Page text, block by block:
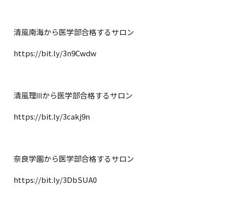
清風南海から医学部合格するサロン
https://bit.ly/3n9Cwdw
清風理Ⅲから医学部合格するサロン
https://bit.ly/3cakj9n
奈良学園から医学部合格するサロン
https://bit.ly/3DbSUA0